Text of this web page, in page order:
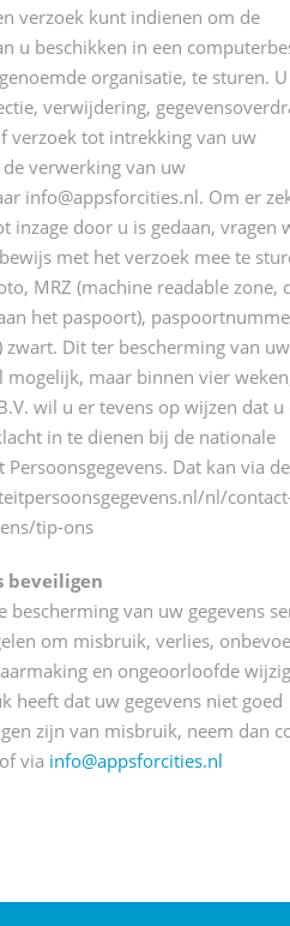
verzoek kunt indienen om de
u beschikken in een
organisatie, te sturen.
verwijdering,
verzoek tot intrekking van uw
verwerking van uw
info@appsforcities.nl. Om er
inzage door u is gedaan, vragen
met het verzoek mee te
MRZ (machine readable zone,
het paspoort),
zwart. Dit ter bescherming van uw
mogelijk, maar binnen vier
wil u er tevens op wijzen dat u
in te dienen bij de nationale
Dat kan via de
nl/
tip-ons
beveiligen
bescherming van uw gegevens
om misbruik, verlies,
en ongeoorloofde
heeft dat uw gegevens niet goed
zijn van misbruik, neem dan
via info@appsforcities.nl